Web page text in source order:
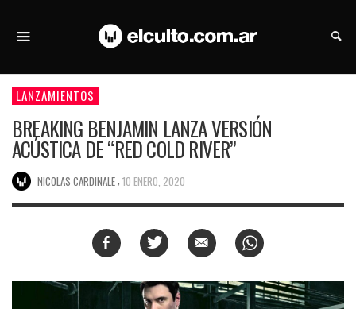
LANZAMIENTOS
BREAKING BENJAMIN LANZA VERSIÓN
ACÚSTICA DE “RED COLD RIVER”
NICOLAS CARDINALE 10 ENERO, 2020